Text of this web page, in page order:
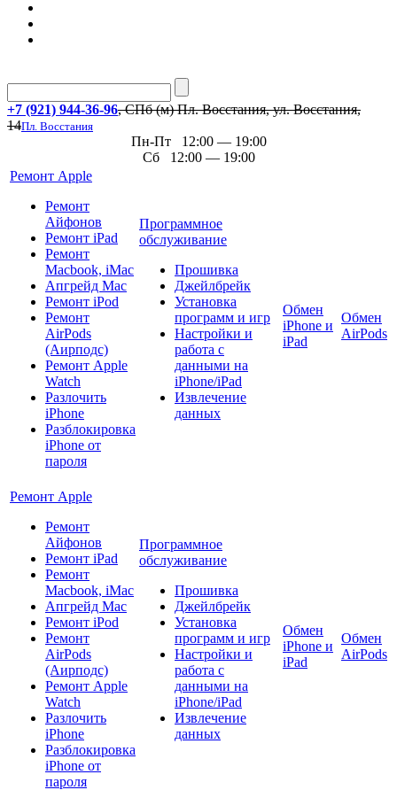
+7 (921) 944-36-96, СПб (м) Пл. Восстания, ул. Восстания,
14Пл. Восстания
Пн-Пт 12:00 — 19:00
Сб 12:00 — 19:00
Ремонт Apple
Ремонт
Айфонов
Ремонт iPad
Ремонт
Macbook, iMac
Апгрейд Mac
Ремонт iPod
Ремонт
AirPods
(Аирподс)
Ремонт Apple
Watch
Разлочить
iPhone
Разблокировка
iPhone от
пароля
Программное
обслуживание
Прошивка
Джейлбрейк
Установка
программ и игр
Настройки и
работа с
данными на
iPhone/iPad
Извлечение
данных
Обмен
iPhone и
iPad
Обмен
AirPods
Ремонт Apple
Ремонт
Айфонов
Ремонт iPad
Ремонт
Macbook, iMac
Апгрейд Mac
Ремонт iPod
Ремонт
AirPods
(Аирподс)
Ремонт Apple
Watch
Разлочить
iPhone
Разблокировка
iPhone от
пароля
Программное
обслуживание
Прошивка
Джейлбрейк
Установка
программ и игр
Настройки и
работа с
данными на
iPhone/iPad
Извлечение
данных
Обмен
iPhone и
iPad
Обмен
AirPods